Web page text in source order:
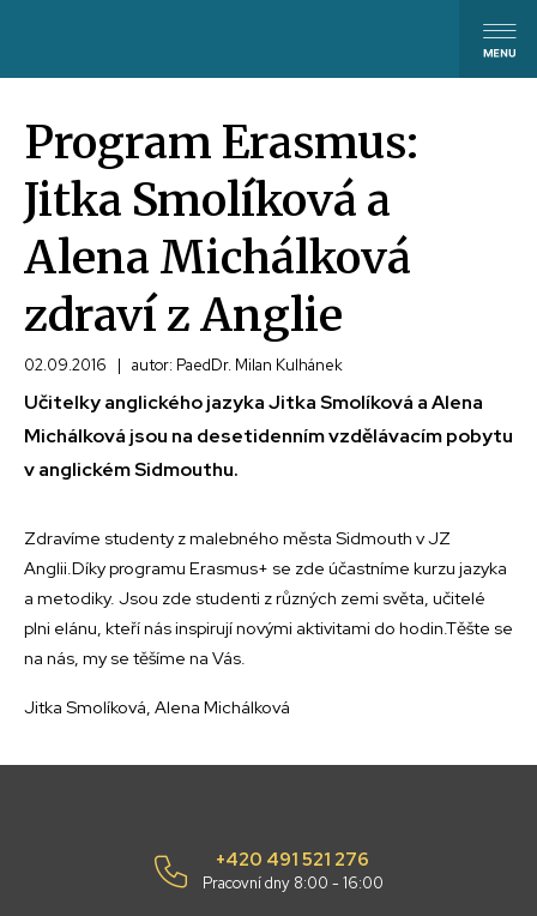
Program Erasmus:
Jitka Smolíková a
Alena Michálková
zdraví z Anglie
02.09.2016 | autor: PaedDr. Milan Kulhánek
Učitelky anglického jazyka Jitka Smolíková a Alena
Michálková jsou na desetidenním vzdělávacím pobytu
v anglickém Sidmouthu.
Zdravíme studenty z malebného města Sidmouth v JZ
Anglii.Díky programu Erasmus+ se zde účastníme kurzu jazyka
a metodiky. Jsou zde studenti z různých zemi světa, učitelé
plni elánu, kteří nás inspirují novými aktivitami do hodin.Těšte se
na nás, my se těšíme na Vás.
Jitka Smolíková, Alena Michálková
+420 491 521 276
Pracovní dny 8:00 - 16:00